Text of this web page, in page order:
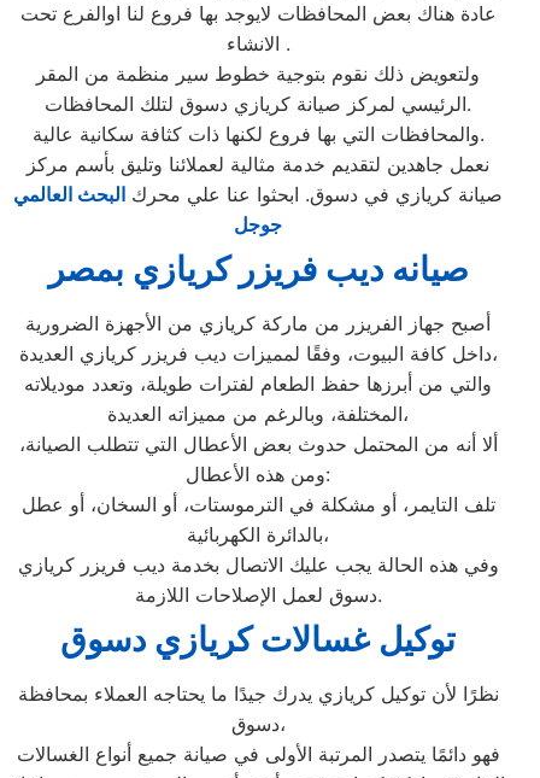
عادة هناك بعض المحافظات لايوجد بها فروع لنا اوالفرع تحت
الانشاء .
ولتعويض ذلك نقوم بتوجية خطوط سير منظمة من المقر
الرئيسي لمركز صيانة كريازي دسوق لتلك المحافظات.
والمحافظات التي بها فروع لكنها ذات كثافة سكانية عالية.
نعمل جاهدين لتقديم خدمة مثالية لعملائنا وتليق بأسم مركز
صيانة كريازي في دسوق. ابحثوا عنا علي محرك البحث العالمي
جوجل
صيانه ديب فريزر كريازي بمصر
أصبح جهاز الفريزر من ماركة كريازي من الأجهزة الضرورية
داخل كافة البيوت، وفقًا لمميزات ديب فريزر كريازي العديدة،
والتي من أبرزها حفظ الطعام لفترات طويلة، وتعدد موديلاته
المختلفة، وبالرغم من مميزاته العديدة،
ألا أنه من المحتمل حدوث بعض الأعطال التي تتطلب الصيانة،
ومن هذه الأعطال:
تلف التايمر، أو مشكلة في الترموستات، أو السخان، أو عطل
بالدائرة الكهربائية،
وفي هذه الحالة يجب عليك الاتصال بخدمة ديب فريزر كريازي
دسوق لعمل الإصلاحات اللازمة.
توكيل غسالات كريازي دسوق
نظرًا لأن توكيل كريازي يدرك جيدًا ما يحتاجه العملاء بمحافظة
دسوق،
فهو دائمًا يتصدر المرتبة الأولى في صيانة جميع أنواع الغسالات